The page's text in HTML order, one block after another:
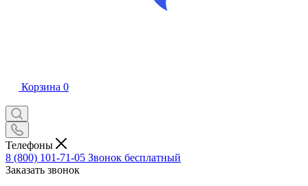
Корзина 0
Телефоны
8 (800) 101-71-05 Звонок бесплатный
Заказать звонок